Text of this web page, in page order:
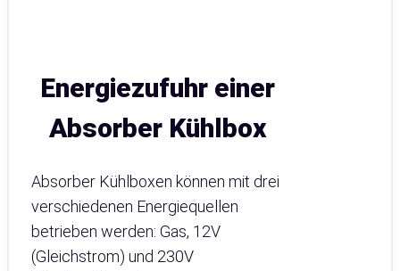
Energiezufuhr einer
Absorber Kühlbox
Absorber Kühlboxen können mit drei
verschiedenen Energiequellen
betrieben werden: Gas, 12V
(Gleichstrom) und 230V